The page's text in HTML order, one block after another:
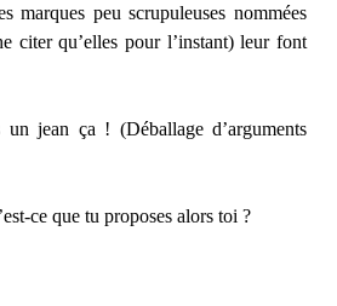
marques peu scrupuleuses nommées
citer qu’elles pour l’instant) leur font
jean ça ! (Déballage d’arguments
ce que tu proposes alors toi ?